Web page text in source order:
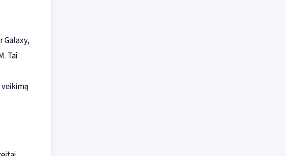
Galaxy,
Tai